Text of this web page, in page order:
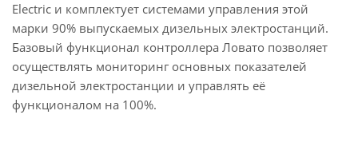
Electric и комплектует системами управления этой
марки 90% выпускаемых дизельных электростанций.
Базовый функционал контроллера Ловато позволяет
осуществлять мониторинг основных показателей
дизельной электростанции и управлять её
функционалом на 100%.